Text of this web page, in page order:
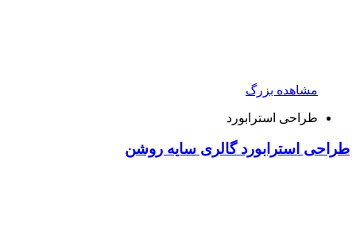
مشاهده بزرگ
طراحی استرابورد
طراحی استرابورد گالری سایه روشن